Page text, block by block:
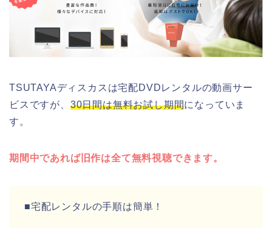
TSUTAYAディスカスは宅配DVDレンタルの動画サー
ビスですが、 30日間は無料お試し期間になっていま
す。
期間中であれば旧作は全て無料視聴できます。
■宅配レンタルの手順は簡単！